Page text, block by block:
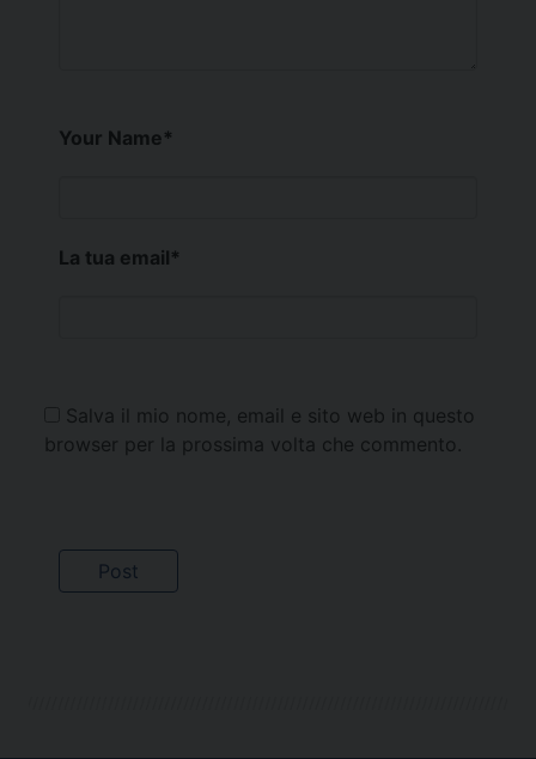
Your Name*
La tua email*
Salva il mio nome, email e sito web in questo
browser per la prossima volta che commento.